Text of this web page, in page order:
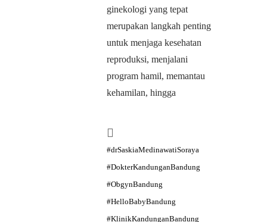
ginekologi yang tepat
merupakan langkah penting
untuk menjaga kesehatan
reproduksi, menjalani
program hamil, memantau
kehamilan, hingga
#drSaskiaMedinawatiSoraya
#DokterKandunganBandung
#ObgynBandung
#HelloBabyBandung
#KlinikKandunganBandung